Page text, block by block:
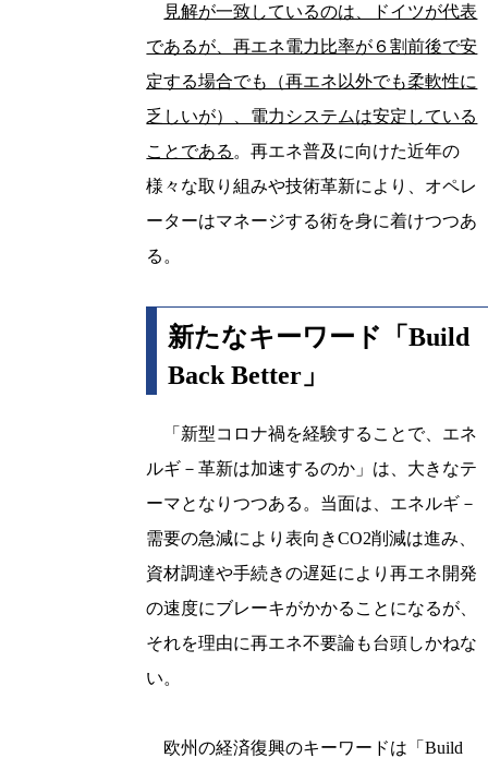
見解が一致しているのは、ドイツが代表
であるが、再エネ電力比率が６割前後で安
定する場合でも（再エネ以外でも柔軟性に
乏しいが）、電力システムは安定している
ことである 。再エネ普及に向けた近年の
様々な取り組みや技術革新により、オペレ
ーターはマネージする術を身に着けつつあ
る。
新たなキーワード「Build
Back Better」
「新型コロナ禍を経験することで、エネ
ルギ－革新は加速するのか」は、大きなテ
ーマとなりつつある。当面は、エネルギ－
需要の急減により表向きCO2削減は進み、
資材調達や手続きの遅延により再エネ開発
の速度にブレーキがかかることになるが、
それを理由に再エネ不要論も台頭しかねな
い。
欧州の経済復興のキーワードは「Build